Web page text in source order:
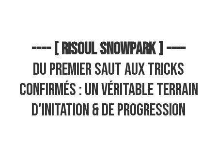
---- [ RISOUL SNOWPARK ] ----
Du premier saut aux tricks
confirmés : Un véritable terrain
d'initation & de progression